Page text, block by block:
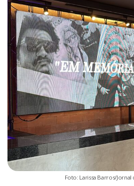
Foto: Larissa Barros/Jornal